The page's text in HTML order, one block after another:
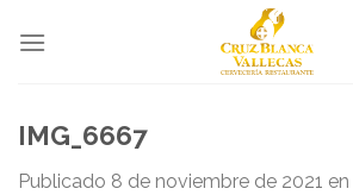
IMG_6667
Publicado 8 de noviembre de 2021 en